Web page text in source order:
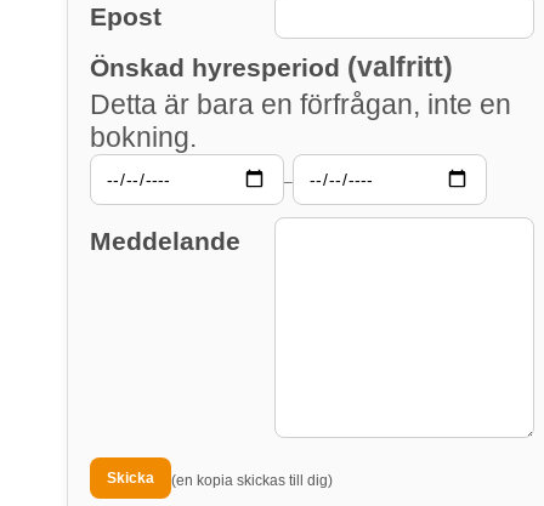
Epost
Önskad hyresperiod (valfritt)
Detta är bara en förfrågan, inte en
bokning.
–
Meddelande
(en kopia skickas till dig)